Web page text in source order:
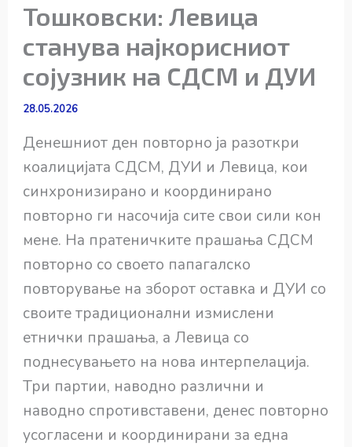
Тошковски: Левица
станува најкорисниот
сојузник на СДСМ и ДУИ
28.05.2026
Денешниот ден повторно ја разоткри
коалицијата СДСМ, ДУИ и Левица, кои
синхронизирано и координирано
повторно ги насочија сите свои сили кон
мене. На пратеничките прашања СДСМ
повторно со своето папагалско
повторување на зборот оставка и ДУИ со
своите традиционални измислени
етнички прашања, а Левица со
поднесувањето на нова интерпелација.
Три партии, наводно различни и
наводно спротивставени, денес повторно
усогласени и координирани за една